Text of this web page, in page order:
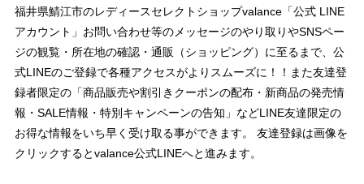
福井県鯖江市のレディースセレクトショップvalance「公式 LINE
アカウント」お問い合わせ等のメッセージのやり取りやSNSペー
ジの観覧・所在地の確認・通販（ショッピング）に至るまで、公
式LINEのご登録で各種アクセスがよりスムーズに！！また友達登
録者限定の「商品販売や割引きクーポンの配布・新商品の発売情
報・SALE情報・特別キャンペーンの告知」などLINE友達限定の
お得な情報をいち早く受け取る事ができます。 友達登録は画像を
クリックするとvalance公式LINEへと進みます。